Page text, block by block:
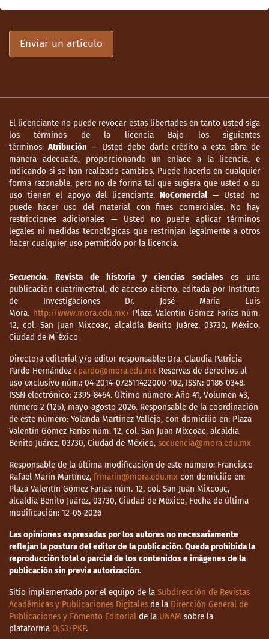
Enviar un artículo
El licenciante no puede revocar estas libertades en tanto usted siga
los términos de la licencia Bajo los siguientes
términos: Atribución — Usted debe darle crédito a esta obra de
manera adecuada, proporcionando un enlace a la licencia, e
indicando si se han realizado cambios. Puede hacerlo en cualquier
forma razonable, pero no de forma tal que sugiera que usted o su
uso tienen el apoyo del licenciante.NoComercial — Usted no
puede hacer uso del material con fines comerciales. No hay
restricciones adicionales — Usted no puede aplicar términos
legales ni medidas tecnológicas que restrinjan legalmente a otros
hacer cualquier uso permitido por la licencia.
Secuencia. Revista de historia y ciencias socialeses una
publicación cuatrimestral, de acceso abierto, editada por Instituto
de Investigaciones Dr. José María Luis
Mora. http://www.mora.edu.mx/ Plaza Valentín Gómez Farías núm.
12, col. San Juan Mixcoac, alcaldía Benito Juárez, 03730, México,
Ciudad de M¨éxico
Directora editorial y/o editor responsable: Dra. Claudia Patricia
Pardo Hernández cpardo@mora.edu.mx Reservas de derechos al
uso exclusivo núm.: 04-2014-072511422000-102, ISSN: 0186-0348.
ISSN electrónico: 2395-8464. Último número: Año 41, Volumen 43,
número 2 (125), mayo-agosto 2026. Responsable de la coordinación
de este número: Yolanda Martínez Vallejo, con domicilio en: Plaza
Valentín Gómez Farías núm. 12, col. San Juan Mixcoac, alcaldía
Benito Juárez, 03730, Ciudad de México, secuencia@mora.edu.mx
Responsable de la última modificación de este número: Francisco
Rafael Marín Martínez, frmarin@mora.edu.mx con domicilio en:
Plaza Valentín Gómez Farías núm. 12, col. San Juan Mixcoac,
alcaldía Benito Juárez, 03730, Ciudad de México, Fecha de última
modificación: 12-05-2026
Las opiniones expresadas por los autores no necesariamente
reflejan la postura del editor de la publicación. Queda prohibida la
reproducción total o parcial de los contenidos e imágenes de la
publicación sin previa autorización.
Sitio implementado por el equipo de la Subdirección de Revistas
Académicas y Publicaciones Digitales de la Dirección General de
Publicaciones y Fomento Editorial de la UNAM sobre la
plataforma OJS3/PKP.